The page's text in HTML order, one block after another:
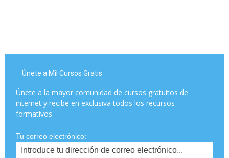
Únete a Mil Cursos Gratis
Únete a la mayor comunidad de cursos gratuitos de
internet y recibe en exclusiva todos los recursos
formativos
Tu correo electrónico: